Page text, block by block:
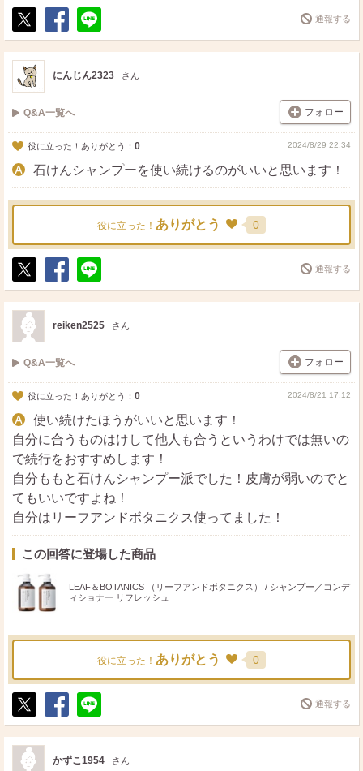
ポ
ス
ト
シ
ェ
送
る
通報する
にんじん2323 さん
Q&A一覧へ フォロー
役に立った！ありがとう： 0 2024/8/29 22:34
石けんシャンプーを使い続けるのがいいと思います！
役に立った！ ありがとう 0
ポ
ス
ト
シ
ェ
送
る
通報する
reiken2525 さん
Q&A一覧へ フォロー
役に立った！ありがとう： 0 2024/8/21 17:12
使い続けたほうがいいと思います！
自分に合うものはけして他人も合うというわけでは無いの
で続行をおすすめします！
自分ももと石けんシャンプー派でした！皮膚が弱いのでと
てもいいですよね！
自分はリーフアンドボタニクス使ってました！
この回答に登場した商品
LEAF＆BOTANICS （リーフアンドボタニクス） / シャンプー／コンデ
ィショナー リフレッシュ
役に立った！ ありがとう 0
ポ
ス
ト
シ
ェ
送
る
通報する
かずこ1954 さん